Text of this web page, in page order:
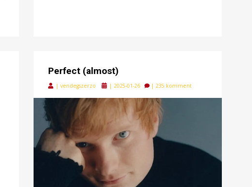
Perfect (almost)
|vendegszerzo
Posted
|2025-01-26 |235 komment